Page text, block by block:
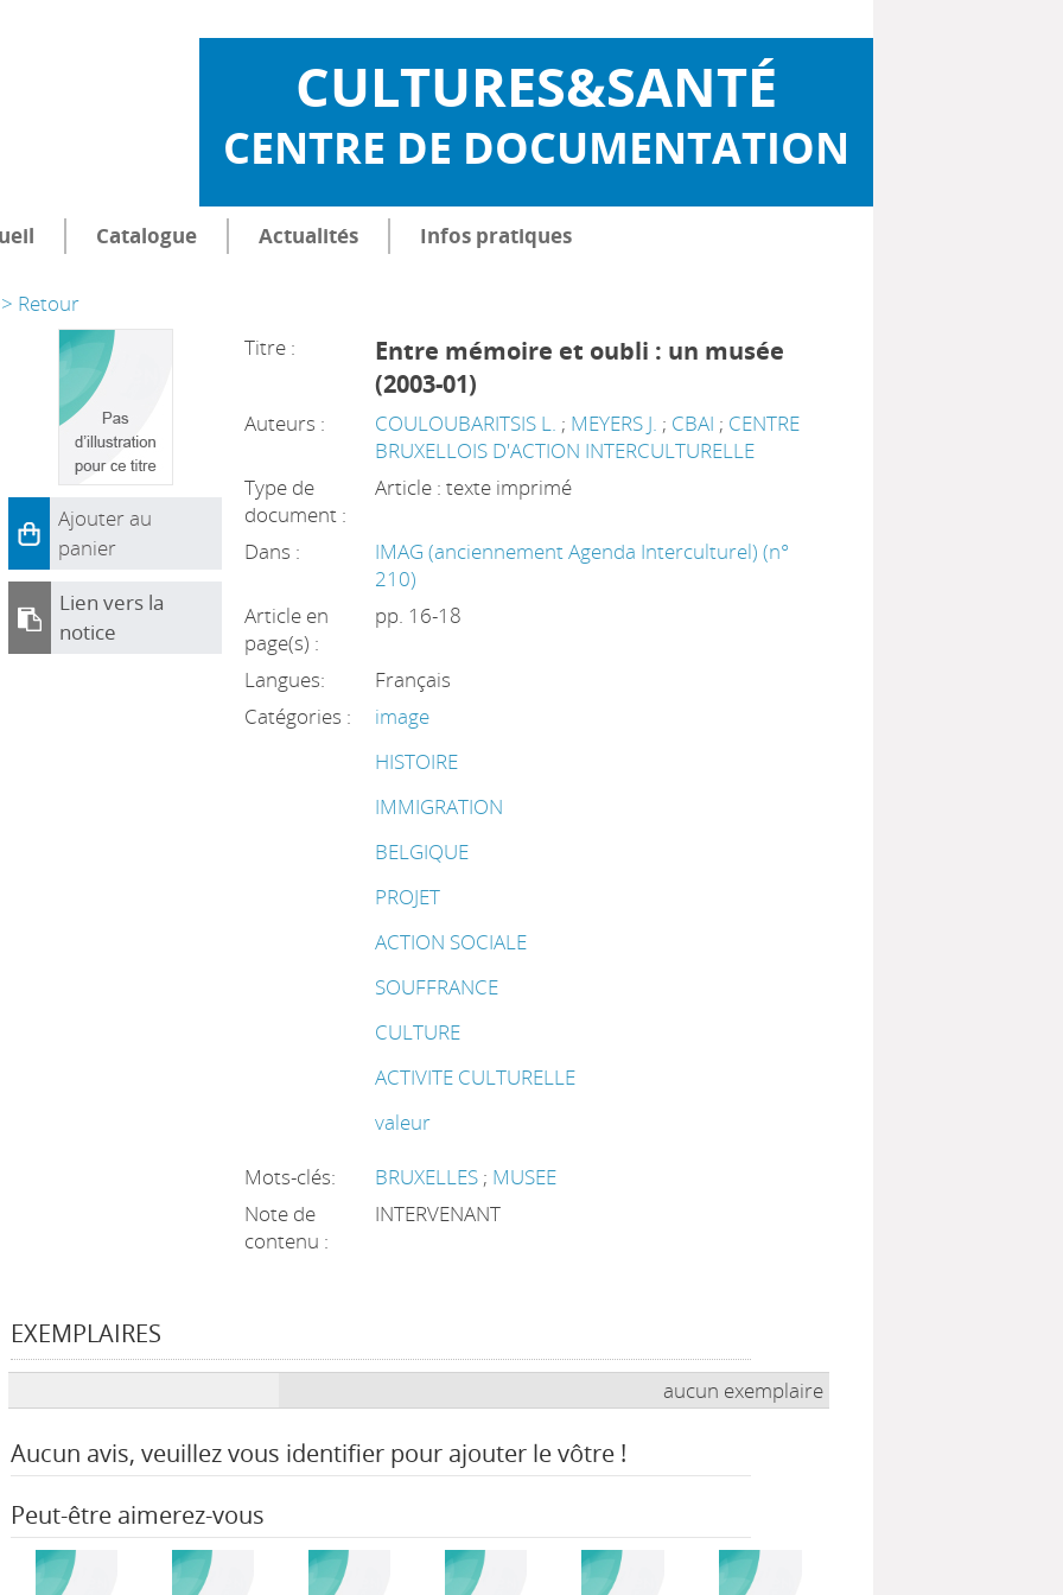
CULTURES&SANTÉ
CENTRE DE DOCUMENTATION
Catalogue Actualités Infos pratiques
Retour
Ajouter au
panier
Lien vers la
notice
Titre :
Entre mémoire et oubli : un musée
(2003-01)
Auteurs : COULOUBARITSIS L. ; MEYERS J. ; CBAI ; CENTRE
BRUXELLOIS D'ACTION INTERCULTURELLE
Type de
document :
Article : texte imprimé
Dans :
IMAG (anciennement Agenda Interculturel) (n°
210)
Article en
page(s) :
pp. 16-18
Langues:
Français
Catégories :
image
HISTOIRE
IMMIGRATION
BELGIQUE
PROJET
ACTION SOCIALE
SOUFFRANCE
CULTURE
ACTIVITE CULTURELLE
valeur
Mots-clés:
BRUXELLES ; MUSEE
Note de
contenu :
INTERVENANT
EXEMPLAIRES
aucun exemplaire
Aucun avis, veuillez vous identifier pour ajouter le vôtre !
Peut-être aimerez-vous